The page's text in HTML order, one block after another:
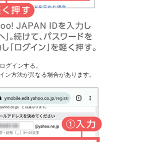
グインする。
方法が異なる場合があります。